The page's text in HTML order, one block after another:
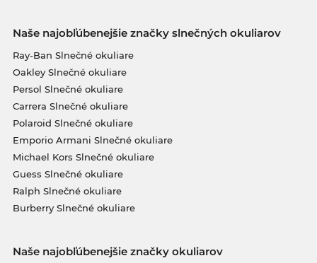
Naše najobľúbenejšie značky slnečných okuliarov
Ray-Ban Slnečné okuliare
Oakley Slnečné okuliare
Persol Slnečné okuliare
Carrera Slnečné okuliare
Polaroid Slnečné okuliare
Emporio Armani Slnečné okuliare
Michael Kors Slnečné okuliare
Guess Slnečné okuliare
Ralph Slnečné okuliare
Burberry Slnečné okuliare
Naše najobľúbenejšie značky okuliarov